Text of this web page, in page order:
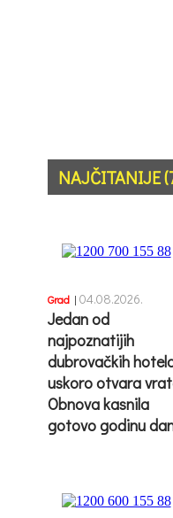
NAJČITANIJE
Grad | 04.08.2026.
Jedan od
najpoznatijih
dubrovačkih
uskoro otvara
Obnova kasnila
gotovo godinu